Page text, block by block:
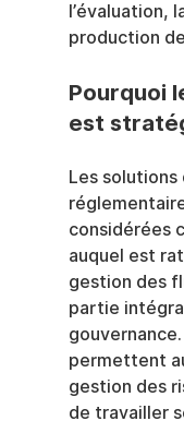
l’évaluation,
production
Pourquoi
est
Les
considérées
auquel est
gestion des
partie
permettent
gestion des
de travailler